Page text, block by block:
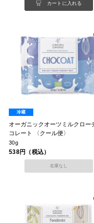
カートに入れる
冷蔵
オーガニックオーツミルクロー
コレート 〈クール便〉
30g
538円（税込）
在庫なし